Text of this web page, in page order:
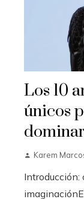
Los 10
únicos
Karem
Introducción: